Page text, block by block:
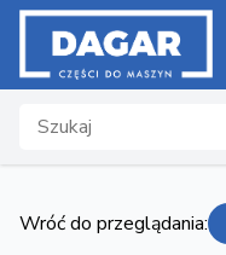
Search
Wróć do przeglądania: